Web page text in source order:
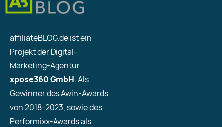
affiliateBLOG.de ist ein
Projekt der Digital-
Marketing-Agentur
xpose360 GmbH. Als
Gewinner des Awin-Awards
von 2018-2023, sowie des
Performixx-Awards als